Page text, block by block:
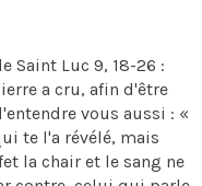
Saint Luc 9, 18-26 :
a cru, afin d'être
vous aussi : «
te l'a révélé, mais
la chair et le sang ne